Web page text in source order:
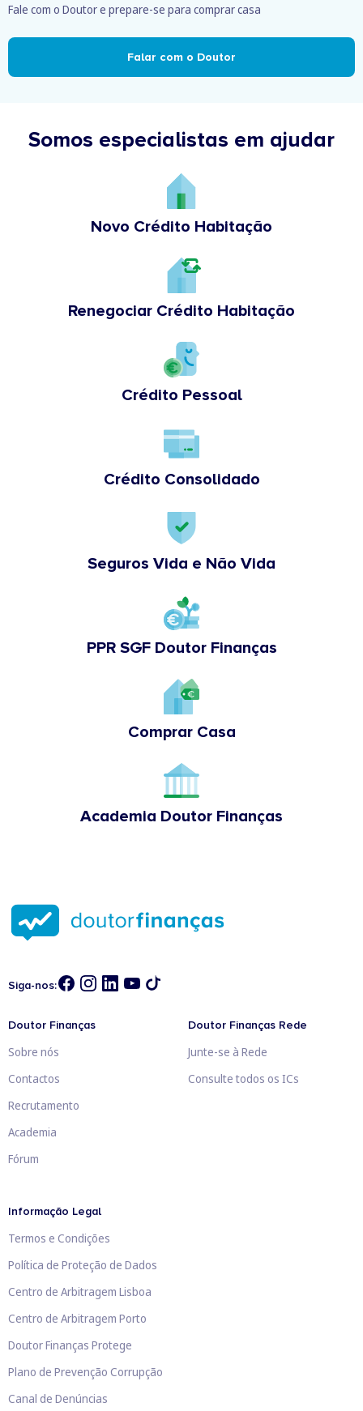
Fale com o Doutor e prepare-se para comprar casa
Falar com o Doutor
Somos especialistas em ajudar
Novo Crédito Habitação
Renegociar Crédito Habitação
Crédito Pessoal
Crédito Consolidado
Seguros Vida e Não Vida
PPR SGF Doutor Finanças
Comprar Casa
Academia Doutor Finanças
Siga-nos:
Doutor Finanças
Sobre nós
Contactos
Recrutamento
Academia
Fórum
Doutor Finanças Rede
Junte-se à Rede
Consulte todos os ICs
Informação Legal
Termos e Condições
Política de Proteção de Dados
Centro de Arbitragem Lisboa
Centro de Arbitragem Porto
Doutor Finanças Protege
Plano de Prevenção Corrupção
Canal de Denúncias